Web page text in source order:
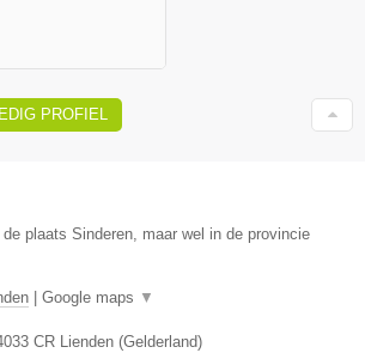
PROFIEL
plaats Sinderen, maar wel in de provincie
Google maps ▼
CR Lienden (Gelderland)